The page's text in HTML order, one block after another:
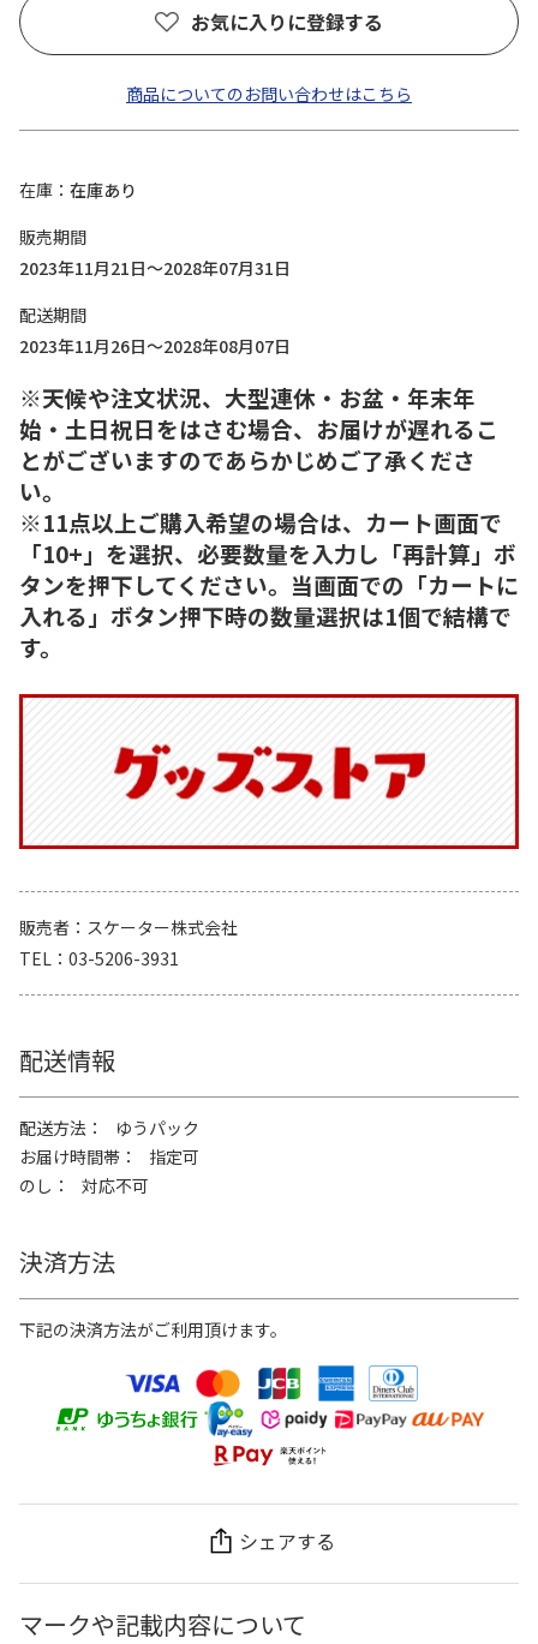
お気に入りに登録する
商品についてのお問い合わせはこちら
在庫
在庫あり
販売期間
2023年11月21日～2028年07月31日
配送期間
2023年11月26日～2028年08月07日
※天候や注文状況、大型連休・お盆・年末年
始・土日祝日をはさむ場合、お届けが遅れるこ
とがございますのであらかじめご了承くださ
い。
※11点以上ご購入希望の場合は、カート画面で
「10+」を選択、必要数量を入力し「再計算」ボ
タンを押下してください。当画面での「カートに
入れる」ボタン押下時の数量選択は1個で結構で
す。
販売者
スケーター株式会社
TEL
03-5206-3931
配送情報
配送方法
ゆうパック
お届け時間帯
指定可
のし
対応不可
決済方法
下記の決済方法がご利用頂けます。
シェアする
マークや記載内容について